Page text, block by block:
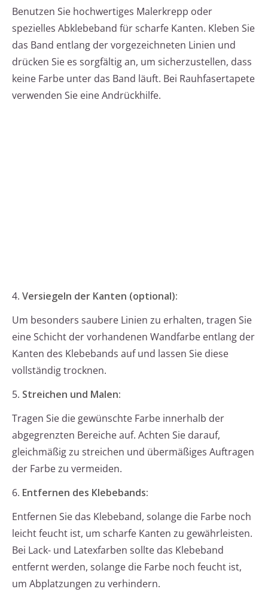
Benutzen Sie hochwertiges Malerkrepp oder
spezielles Abklebeband für scharfe Kanten. Kleben Sie
das Band entlang der vorgezeichneten Linien und
drücken Sie es sorgfältig an, um sicherzustellen, dass
keine Farbe unter das Band läuft. Bei Rauhfasertapete
verwenden Sie eine Andrückhilfe.
4. Versiegeln der Kanten (optional):
Um besonders saubere Linien zu erhalten, tragen Sie
eine Schicht der vorhandenen Wandfarbe entlang der
Kanten des Klebebands auf und lassen Sie diese
vollständig trocknen.
5. Streichen und Malen:
Tragen Sie die gewünschte Farbe innerhalb der
abgegrenzten Bereiche auf. Achten Sie darauf,
gleichmäßig zu streichen und übermäßiges Auftragen
der Farbe zu vermeiden.
6. Entfernen des Klebebands:
Entfernen Sie das Klebeband, solange die Farbe noch
leicht feucht ist, um scharfe Kanten zu gewährleisten.
Bei Lack- und Latexfarben sollte das Klebeband
entfernt werden, solange die Farbe noch feucht ist,
um Abplatzungen zu verhindern.